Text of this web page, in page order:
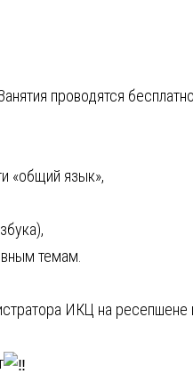
проводятся
«общий язык»,
темам.
ИКЦ на ресепшене